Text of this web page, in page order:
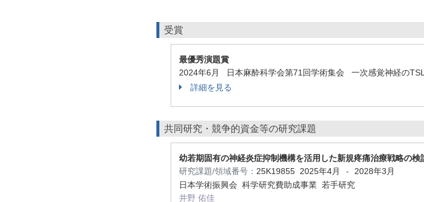
受賞
最優秀演題賞
2024年6月 日本麻酔科学会第71回学術集会 一次感覚神経の
詳細を見る
共同研究・競争的資金等の研究課題
幼若期固有の神経炎症抑制機構を活用した新規疼痛治療戦略の検
研究課題/領域番号： 25K19855 2025年4月 -
2028年3月
日本学術振興会 科学研究費助成事業 若手研究
井野 佑佳